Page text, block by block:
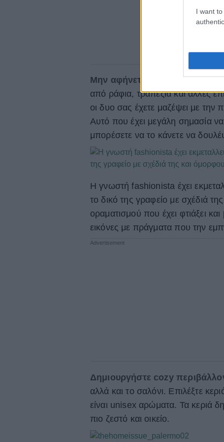
I want
Μην αφήνετε χώρους χωρίς
από ράφια, τραπέζια και άλλες
οι δυο σας έχετε μαζέψει με
Αυτό που έχει μεγάλη σημασία
μπορέσετε να το κάνετε να
Η γνωστή fashionista έχει
το δικό της γραφείο με σχέδιά
οραματισμού που έχει φτιάξει
εικόνες με πράγματα που την
Δημιουργήστε cozy
αλλά και το σαλόνι. Επιλέξτε
είναι unisex αρώματα. Τα κεριά
πιο ζεστό και οικείο.